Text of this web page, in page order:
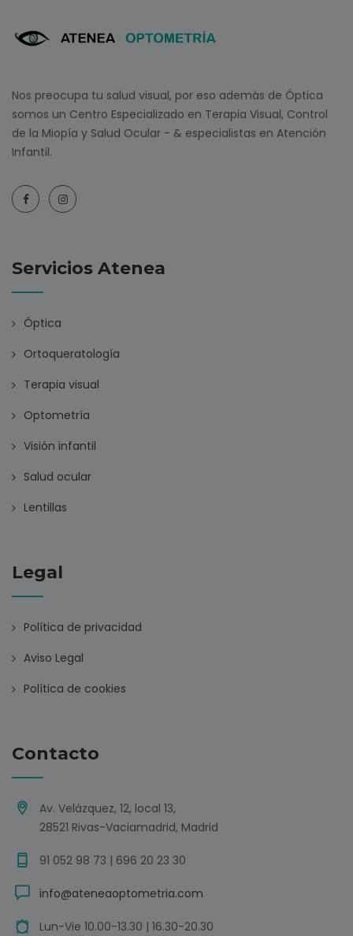
Nos preocupa tu salud visual, por eso además de Óptica
somos un Centro Especializado en Terapia Visual, Control
de la Miopía y Salud Ocular - & especialistas en Atención
Infantil.
Servicios Atenea
Óptica
Ortoqueratología
Terapia visual
Optometría
Visión infantil
Salud ocular
Lentillas
Legal
Política de privacidad
Aviso Legal
Política de cookies
Contacto
Av. Velázquez, 12, local 13,
28521 Rivas-Vaciamadrid, Madrid
91 052 98 73 | 696 20 23 30
info@ateneaoptometria.com
Lun-Vie 10.00-13.30 | 16.30-20.30